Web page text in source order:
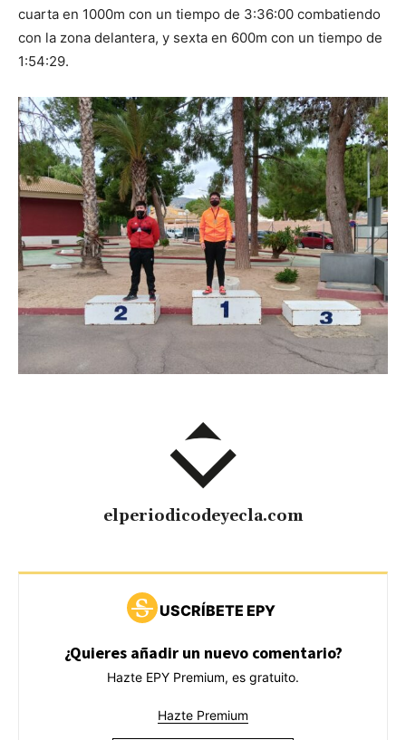
cuarta en 1000m con un tiempo de 3:36:00 combatiendo
con la zona delantera, y sexta en 600m con un tiempo de
1:54:29.
elperiodicodeyecla.com
USCRÍBETE EPY
¿Quieres añadir un nuevo comentario?
Hazte EPY Premium, es gratuito.
Hazte Premium